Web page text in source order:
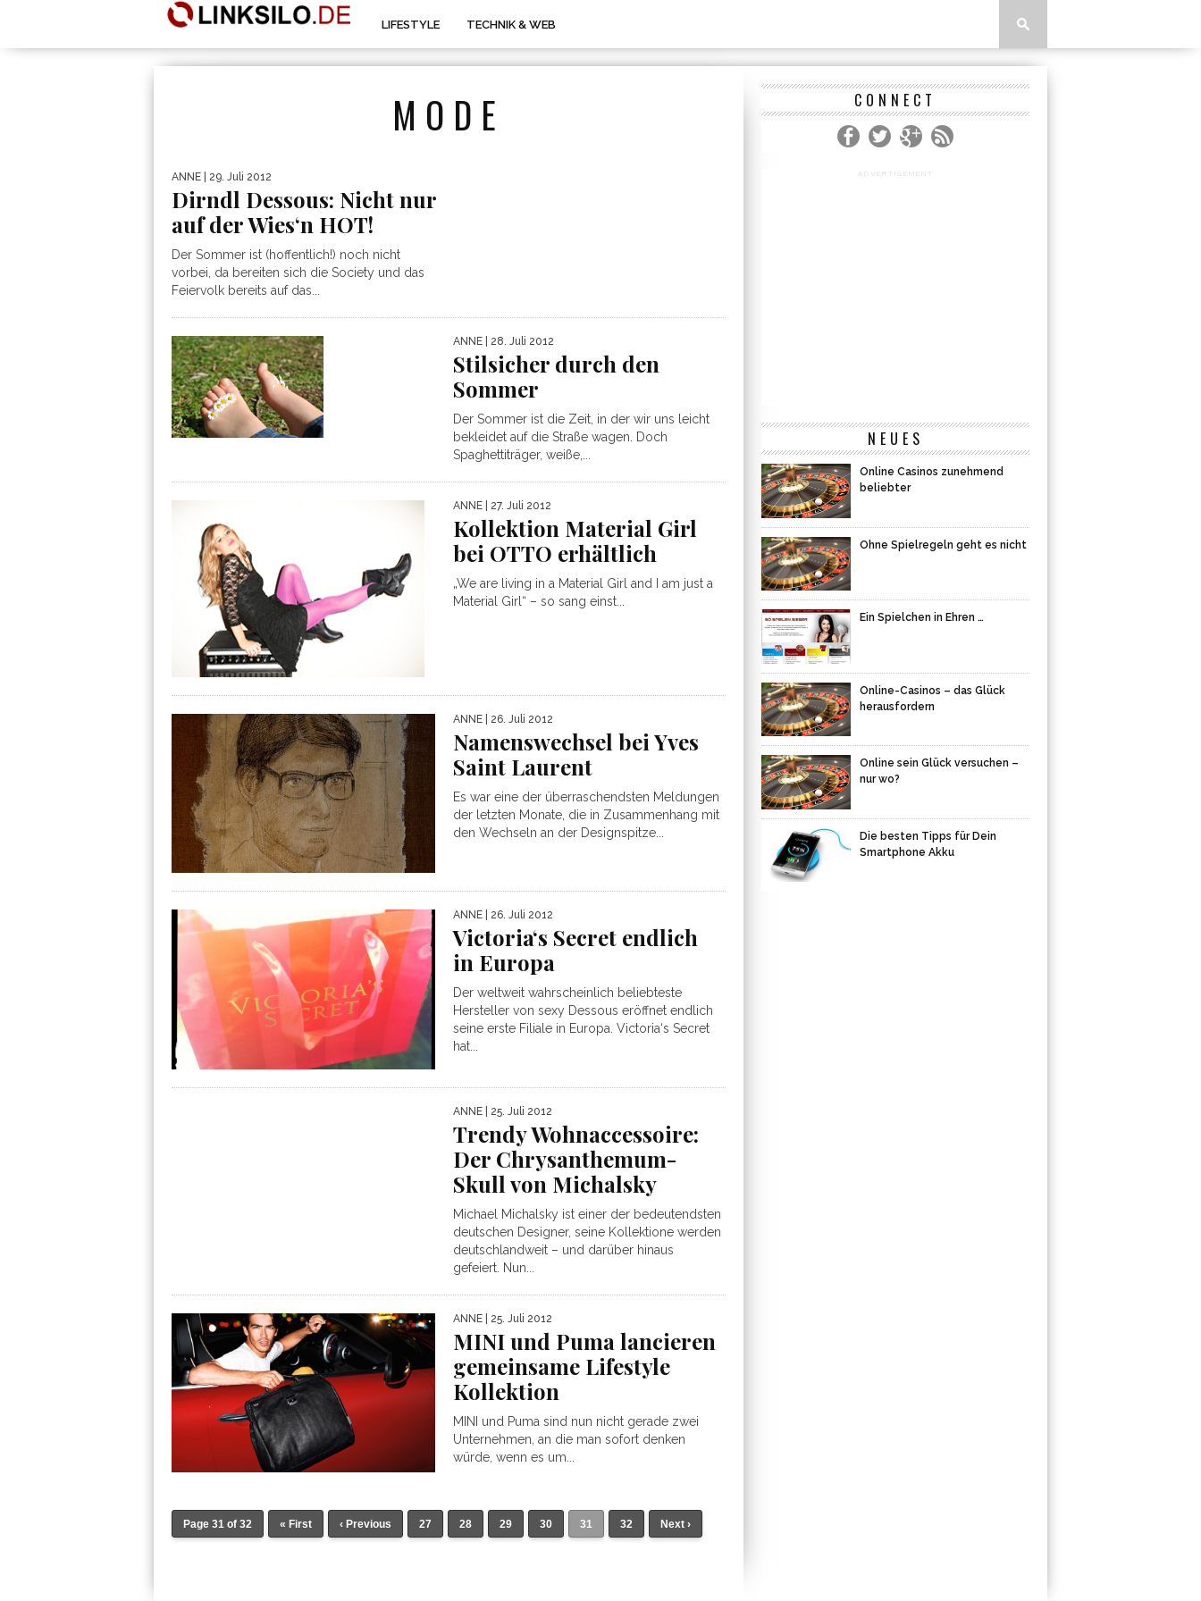
LIFESTYLE TECHNIK & WEB
MODE
ANNE | 29. Juli 2012
Dirndl Dessous: Nicht nur
auf der Wies‘n HOT!
Der Sommer ist (hoffentlich!) noch nicht
vorbei, da bereiten sich die Society und das
Feiervolk bereits auf das...
ANNE | 28. Juli 2012
Stilsicher durch den
Sommer
Der Sommer ist die Zeit, in der wir uns leicht
bekleidet auf die Straße wagen. Doch
Spaghettiträger, weiße,...
ANNE | 27. Juli 2012
Kollektion Material Girl
bei OTTO erhältlich
„We are living in a Material Girl and I am just a
Material Girl“ – so sang einst...
ANNE | 26. Juli 2012
Namenswechsel bei Yves
Saint Laurent
Es war eine der überraschendsten Meldungen
der letzten Monate, die in Zusammenhang mit
den Wechseln an der Designspitze...
ANNE | 26. Juli 2012
Victoria‘s Secret endlich
in Europa
Der weltweit wahrscheinlich beliebteste
Hersteller von sexy Dessous eröffnet endlich
seine erste Filiale in Europa. Victoria‘s Secret
hat...
ANNE | 25. Juli 2012
Trendy Wohnaccessoire:
Der Chrysanthemum-
Skull von Michalsky
Michael Michalsky ist einer der bedeutendsten
deutschen Designer, seine Kollektione werden
deutschlandweit – und darüber hinaus
gefeiert. Nun...
ANNE | 25. Juli 2012
MINI und Puma lancieren
gemeinsame Lifestyle
Kollektion
MINI und Puma sind nun nicht gerade zwei
Unternehmen, an die man sofort denken
würde, wenn es um...
Page 31 of 32 « First ‹ Previous 27 28 29 30 31 32 Next ›
CONNECT
ADVERTISEMENT
NEUES
Online Casinos zunehmend
beliebter
Ohne Spielregeln geht es nicht
Ein Spielchen in Ehren …
Online-Casinos – das Glück
herausfordern
Online sein Glück versuchen –
nur wo?
Die besten Tipps für Dein
Smartphone Akku